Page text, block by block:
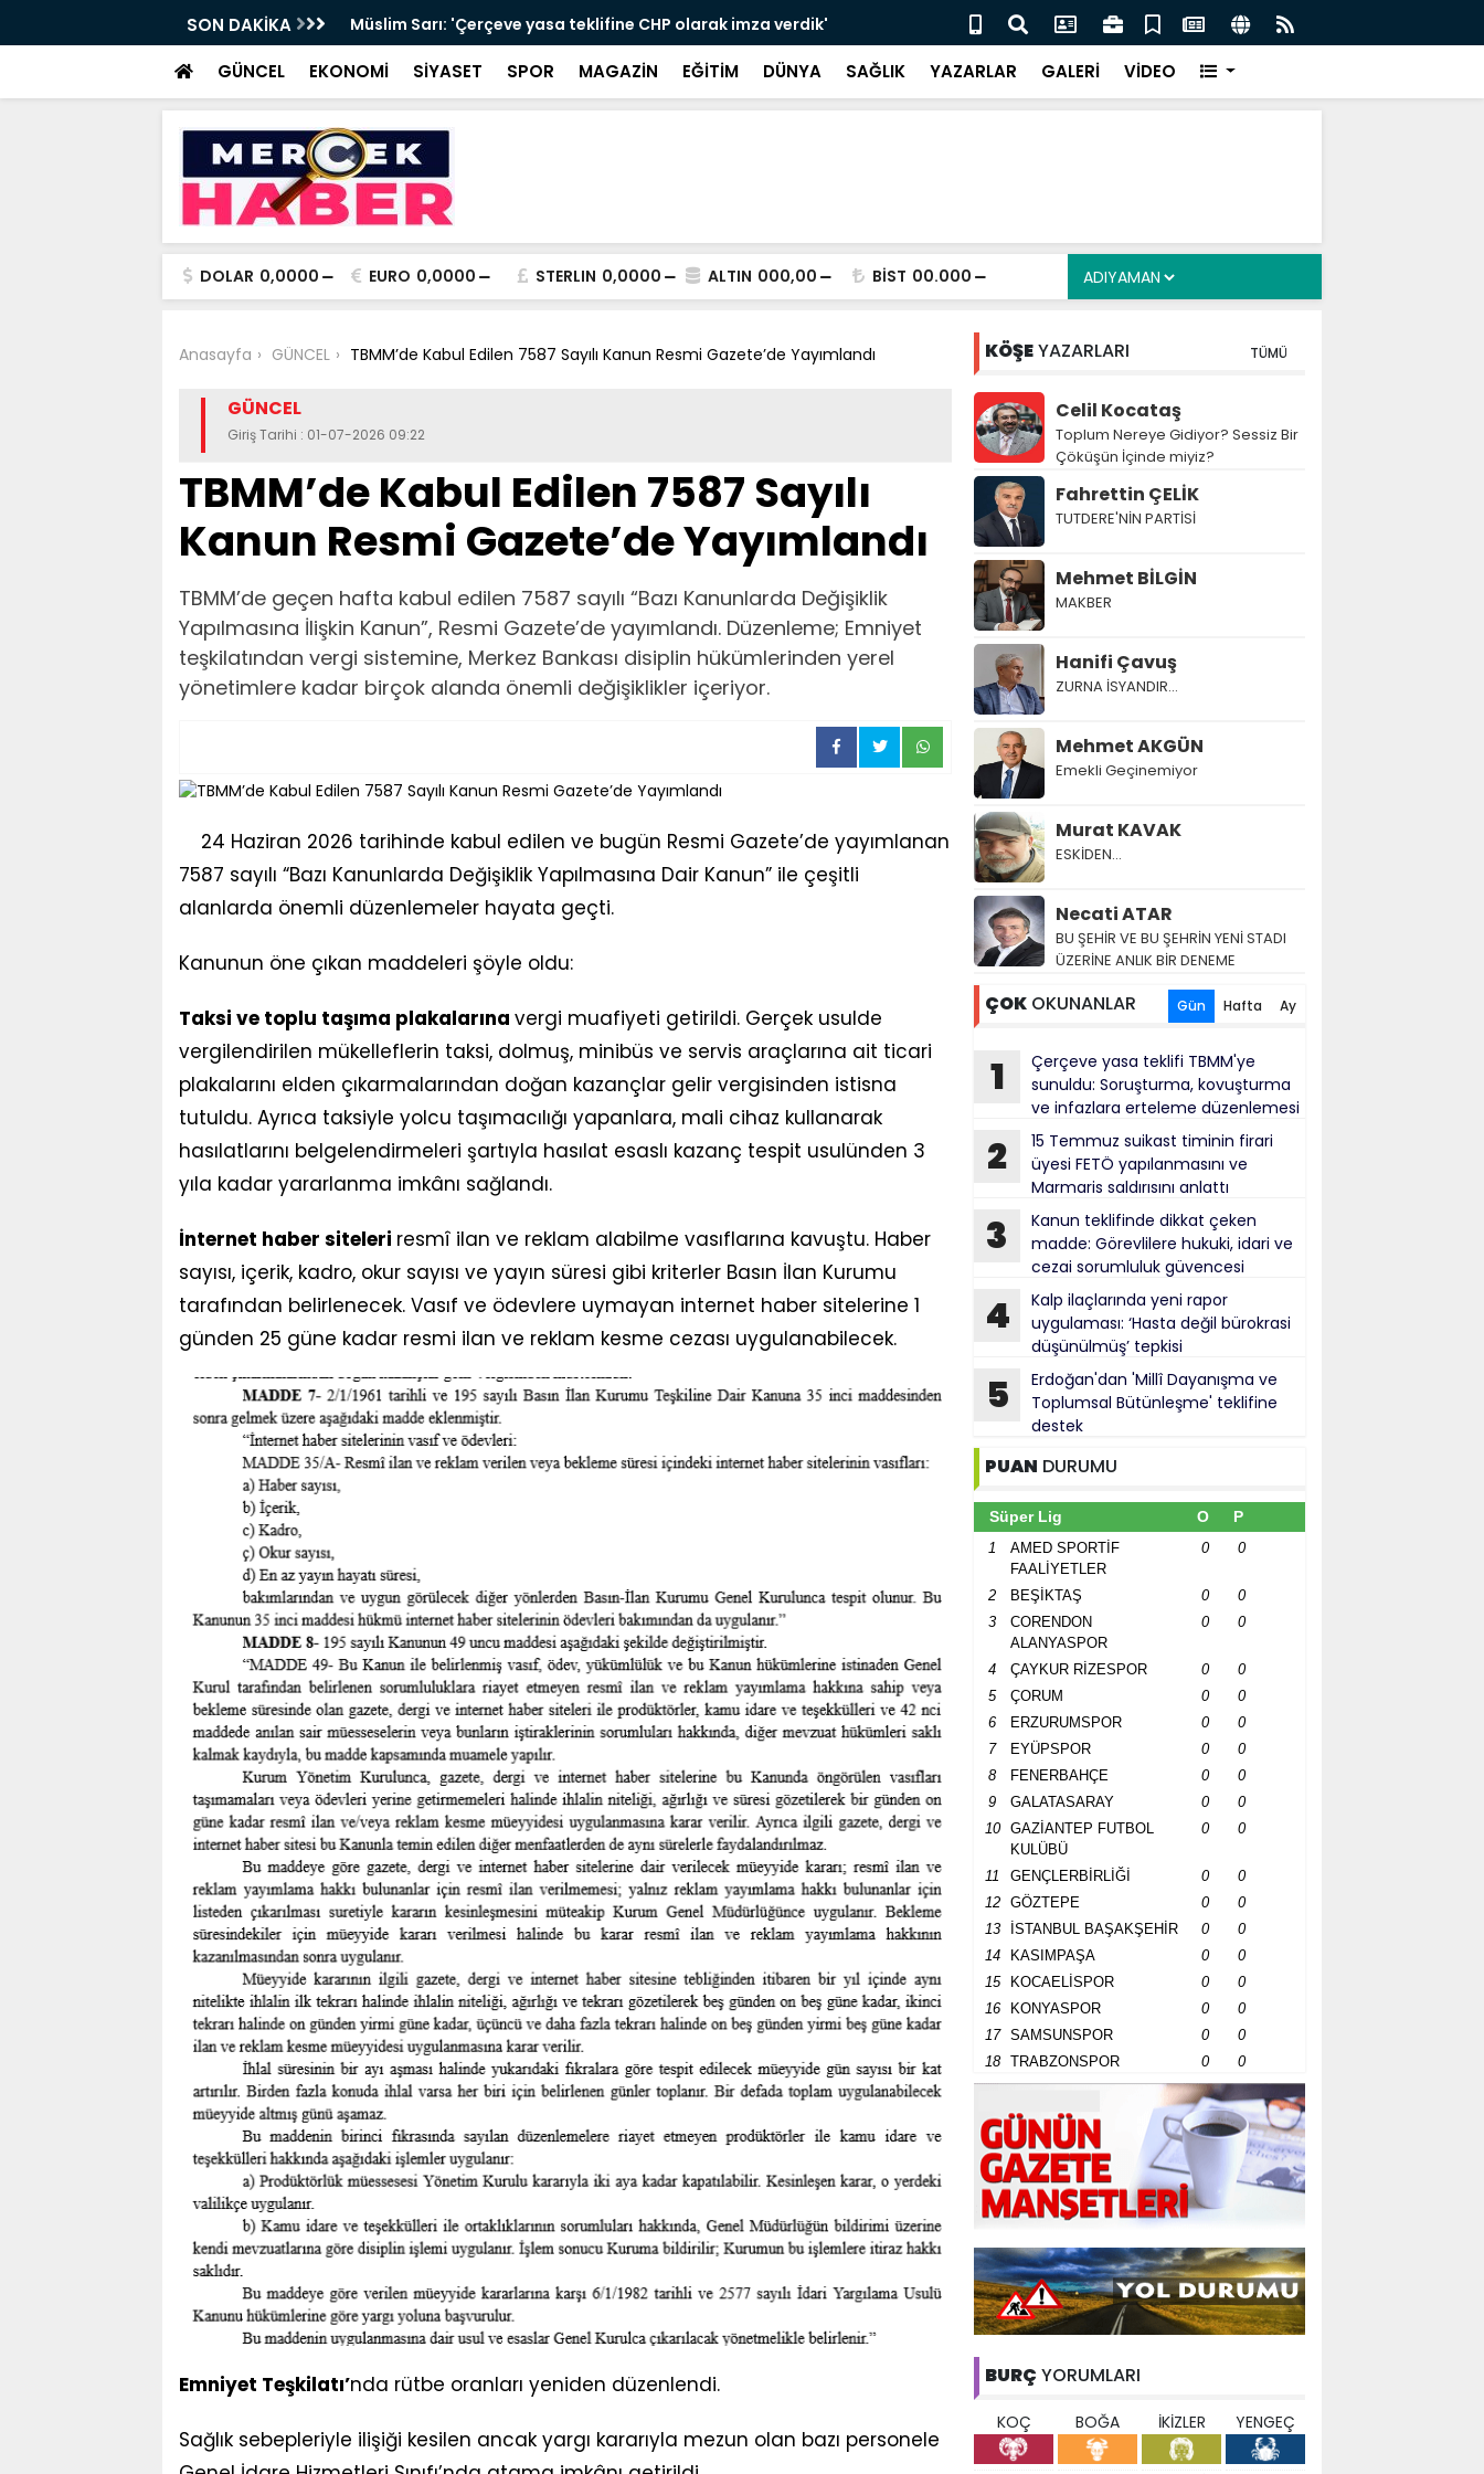
SON DAKİKA
teklifine CHP olarak imza verdik'
Erdoğan'dan 'Millî Dayanışma ve Toplumsal Bütünleşme' teklifine
destek
Kanun teklifinde dikkat çeken madde: Görevlilere hukuki, idari ve
cezai sorumluluk güvencesi
GÜNCEL EKONOMİ SİYASET SPOR MAGAZİN EĞİTİM DÜNYA SAĞLIK YAZARLAR GALERİ VİDEO
DOLAR 0,0000 EURO 0,0000 STERLIN 0,0000 ALTIN 000,00 BİST 00.000
Anasayfa GÜNCEL TBMM’de Kabul Edilen 7587 Sayılı Kanun Resmi Gazete’de Yayımlandı
GÜNCEL
Giriş Tarihi : 01-07-2026 09:22
TBMM’de Kabul Edilen 7587 Sayılı
Kanun Resmi Gazete’de Yayımlandı
TBMM’de geçen hafta kabul edilen 7587 sayılı “Bazı Kanunlarda Değişiklik
Yapılmasına İlişkin Kanun”, Resmi Gazete’de yayımlandı. Düzenleme; Emniyet
teşkilatından vergi sistemine, Merkez Bankası disiplin hükümlerinden yerel
yönetimlere kadar birçok alanda önemli değişiklikler içeriyor.
24 Haziran 2026 tarihinde kabul edilen ve bugün Resmi Gazete’de yayımlanan
7587 sayılı “Bazı Kanunlarda Değişiklik Yapılmasına Dair Kanun” ile çeşitli
alanlarda önemli düzenlemeler hayata geçti.
Kanunun öne çıkan maddeleri şöyle oldu:
Taksi ve toplu taşıma plakalarına vergi muafiyeti getirildi. Gerçek usulde
vergilendirilen mükelleflerin taksi, dolmuş, minibüs ve servis araçlarına ait ticari
plakalarını elden çıkarmalarından doğan kazançlar gelir vergisinden istisna
tutuldu. Ayrıca taksiyle yolcu taşımacılığı yapanlara, mali cihaz kullanarak
hasılatlarını belgelendirmeleri şartıyla hasılat esaslı kazanç tespit usulünden 3
yıla kadar yararlanma imkânı sağlandı.
İnternet haber siteleri resmî ilan ve reklam alabilme vasıflarına kavuştu. Haber
sayısı, içerik, kadro, okur sayısı ve yayın süresi gibi kriterler Basın İlan Kurumu
tarafından belirlenecek. Vasıf ve ödevlere uymayan internet haber sitelerine 1
günden 25 güne kadar resmi ilan ve reklam kesme cezası uygulanabilecek.
Emniyet Teşkilatı’nda rütbe oranları yeniden düzenlendi.
Sağlık sebepleriyle ilişiği kesilen ancak yargı kararıyla mezun olan bazı personele
KÖŞEYAZARLARI TÜMÜ
Celil Kocataş
Toplum Nereye Gidiyor? Sessiz Bir
Çöküşün İçinde miyiz?
Fahrettin ÇELİK
TUTDERE'NİN PARTİSİ
Mehmet BİLGİN
MAKBER
Hanifi Çavuş
ZURNA İSYANDIR...
Mehmet AKGÜN
Emekli Geçinemiyor
Murat KAVAK
ESKİDEN...
Necati ATAR
BU ŞEHİR VE BU ŞEHRİN YENİ STADI
ÜZERİNE ANLIK BİR DENEME
ÇOK OKUNANLAR Gün Hafta Ay
1
Çerçeve yasa teklifi TBMM'ye
sunuldu: Soruşturma, kovuşturma
ve infazlara erteleme düzenlemesi
2
15 Temmuz suikast timinin firari
üyesi FETÖ yapılanmasını ve
Marmaris saldırısını anlattı
3
Kanun teklifinde dikkat çeken
madde: Görevlilere hukuki, idari ve
cezai sorumluluk güvencesi
4
Kalp ilaçlarında yeni rapor
uygulaması: ‘Hasta değil bürokrasi
düşünülmüş’ tepkisi
5
Erdoğan'dan 'Millî Dayanışma ve
Toplumsal Bütünleşme' teklifine
destek
PUAN DURUMU
Süper Lig O P
1
AMED SPORTİF
FAALİYETLER
0 0
2 BEŞİKTAŞ 0
0
3
CORENDON
ALANYASPOR
0 0
4 ÇAYKUR RİZESPOR 0
0
5
ÇORUM 0
0
6
ERZURUMSPOR 0
0
7
EYÜPSPOR 0
0
8
FENERBAHÇE 0
0
9
GALATASARAY 0
0
10
GAZİANTEP FUTBOL
KULÜBÜ
0 0
11 GENÇLERBİRLİĞİ 0
0
12
GÖZTEPE 0
0
13
İSTANBUL BAŞAKŞEHİR 0
0
14
KASIMPAŞA 0
0
15
KOCAELİSPOR 0
0
16
KONYASPOR 0
0
17
SAMSUNSPOR 0
0
18
TRABZONSPOR 0 0
BURÇ YORUMLARI
KOÇ BOĞA İKİZLER YENGEÇ